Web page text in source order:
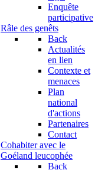
Enquête
participative
Râle des genêts
Back
Actualités
en lien
Contexte et
menaces
Plan
national
d'actions
Partenaires
Contact
Cohabiter avec le
Goéland leucophée
Back